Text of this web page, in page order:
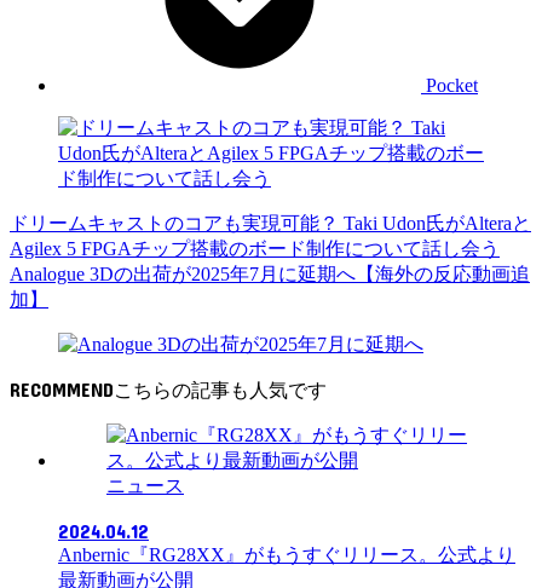
Pocket
ドリームキャストのコアも実現可能？ Taki Udon氏がAlteraと
Agilex 5 FPGAチップ搭載のボード制作について話し会う
Analogue 3Dの出荷が2025年7月に延期へ【海外の反応動画追
加】
RECOMMEND
ニュース
2024.04.12
Anbernic『RG28XX』がもうすぐリリース。公式より
最新動画が公開